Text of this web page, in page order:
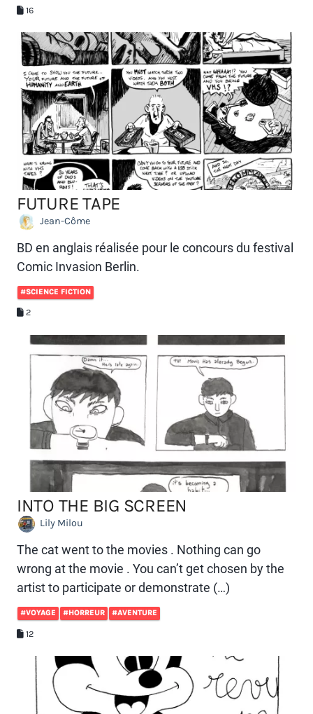
16
FUTURE TAPE
Jean-Côme
BD en anglais réalisée pour le concours du festival
Comic Invasion Berlin.
#SCIENCE FICTION
2
INTO THE BIG SCREEN
Lily Milou
The cat went to the movies . Nothing can go
wrong at the movie . You can’t get chosen by the
artist to participate or demonstrate (…)
#VOYAGE #HORREUR #AVENTURE
12